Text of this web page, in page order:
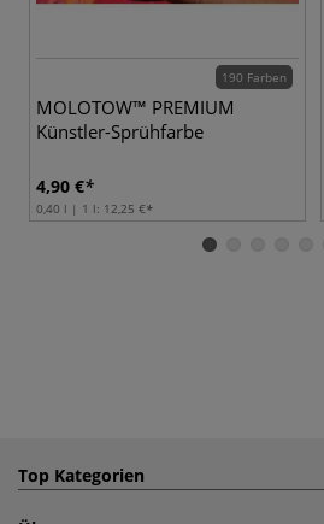
190 Farben
MOLOTOW™ PREMIUM
Künstler-Sprühfarbe
4,90 €
0,40 l | 1 l: 12,25 €
Top Kategorien